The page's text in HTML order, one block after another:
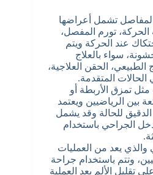
تشمل أعراضها
الحركة، تورم المفصل،
عند الحركة ويتم
سواء بالعلاج
الطبيعي، الحقن العلاجية،
الحالات المتقدمة.
تمزق الأربطة أو
بين الرياضيين ويعتمد
للحالة وقد يشمل
الجراحي باستخدام
والذي يعد من العمليات
وتتم باستخدام جراحة
تقليل الألم بعد العملية